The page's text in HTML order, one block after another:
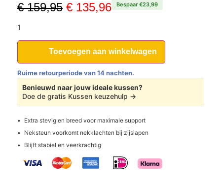
€159,95 € 135,96 Bespaar €23,99
1
Toevoegen aan winkelwagen
Ruime retourperiode van 14 nachten.
Benieuwd naar jouw ideale kussen?
Doe de gratis Kussen keuzehulp →
Extra stevig en breed voor maximale support
Neksteun voorkomt nekklachten bij zijslapen
Blijft stabiel en veerkrachtig